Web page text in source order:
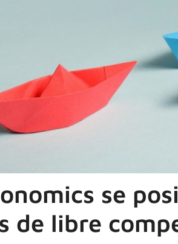
se
de libre